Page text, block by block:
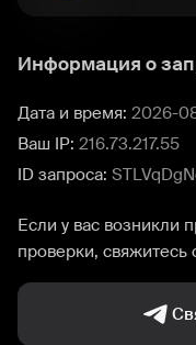
Информация о
Дата и время: 2026-
Ваш IP: 216.73.217.55
ID запроса:
Если у вас возникли
проверки,